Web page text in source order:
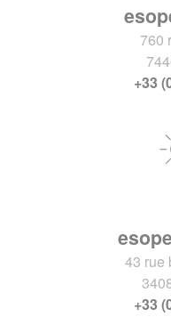
760
+33
43 rue
+33